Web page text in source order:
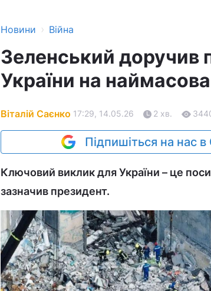
Новини › Війна
Зеленський доручив
України на
Віталій Саєнко 17:29, 14.05.26 2 хв.
Підпишіться на нас в
Ключовий виклик для України – це
зазначив президент.